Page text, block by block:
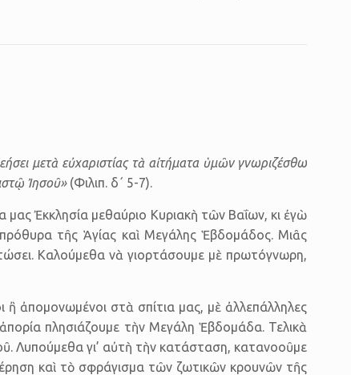
μετὰ εὐχαριστίας τὰ αἰτήματα ὑμῶν γνωριζέσθω
Ἰησοῦ»(Φιλιπ. δ΄ 5-7).
μας Ἐκκλησία μεθαύριο Κυριακὴ τῶν Βαΐων, κι ἐγὼ
τῆς Ἁγίας καὶ Μεγά­λης Ἑβδομάδος. Μιᾶς
Καλούμεθα νὰ γιορτάσουμε μὲ πρωτόγνωρη,
ἀπομονωμένοι στὰ σπίτια μας, μὲ ἀλλεπάλληλες
πλησι­άζουμε τὴν Μεγάλη Ἑβδο­μάδα. Τελικὰ
Λυπούμεθα γι’ αὐτὴ τὴν κατάσταση, κατανοοῦμε
καὶ τὸ σφράγισμα τῶν ζωτικῶν κρουνῶν τῆς